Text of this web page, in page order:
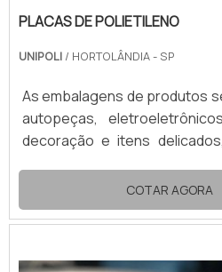
PLACAS DE POLIETILENO
UNIPOLI / HORTOLÂNDIA - SP
As embalagens de produtos
autopeças,
decoração e itens
polietileno oferecem uma
segura do produto
embalagem. Este item
COTAR AGORA